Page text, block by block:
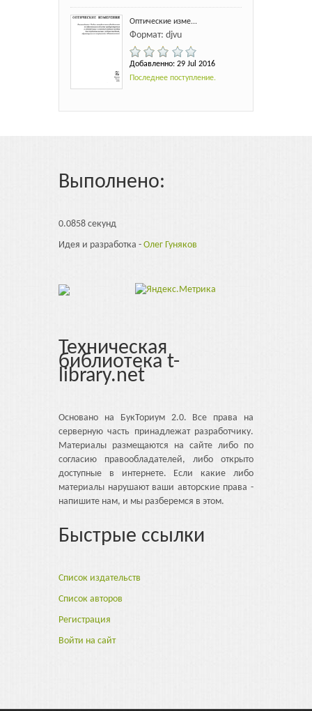
Оптические изме...
Формат: djvu
Добавленно: 29 Jul 2016
Последнее поступление.
Выполнено:
0.0858 секунд
Идея и разработка - Олег Гуняков
Техническая
библиотека t-
library.net
Основано на БукТориум 2.0. Все права на
серверную часть принадлежат разработчику.
Материалы размещаются на сайте либо по
согласию правообладателей, либо открыто
доступные в интернете. Если какие либо
материалы нарушают ваши авторские права -
напишите нам, и мы разберемся в этом.
Быстрые ссылки
Список издательств
Список авторов
Регистрация
Войти на сайт